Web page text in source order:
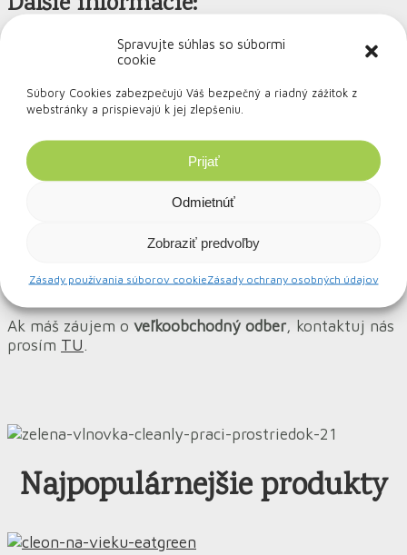
Spravujte súhlas so súbormi
cookie
Súbory Cookies zabezpečujú Váš bezpečný a riadný zážitok z
webstránky a prispievajú k jej zlepšeniu.
Prijať
Odmietnúť
Zobraziť predvoľby
Zásady používania súborov cookieZásady ochrany osobných údajov
drevené vlákna, kukuričný škrob, silica,
latex-free silikón
Neobsahujú žiadnepesticídy, ropné zložky, ftaláty,
BPS, BPA
Objem340 ml
Rozmer pohárikov
(ŠxV) 8,5×10,5 cm
Rozmer krabičky(ŠxVxH) 10x7x13 cm
Ecoffee cup (First Person Limited)
EatGreen s.r.o. (pre SR, ČR, AT)
Ak máš záujem o veľkoobchodný odber, kontaktuj nás
prosím TU.
Najpopulárnejšie produkty